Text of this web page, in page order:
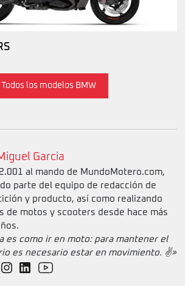
Todos los modelos BMW
Garcia
al mando de MundoMotero.com,
parte del equipo de redacción de
y producto, así como realizando
de motos y scooters desde hace más
es como ir en moto: para mantener el
es necesario estar en movimiento. ✌️»